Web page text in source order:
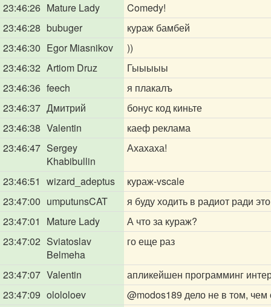
23:46:26 Mature Lady
Comedy!
23:46:28 bubuger
кураж бамбей
23:46:30 Egor Miasnikov
))
23:46:32 Artiom Druz
Гыыыыы
23:46:36 feech
я плакалъ
23:46:37 Дмитрий
бонус код киньте
23:46:38 Valentin
каеф реклама
23:46:47 Sergey
Khabibullin
Ахахаха!
23:46:51 wizard_adeptus
кураж-vscale
23:47:00 umputunsCAT
я буду ходить в радиот ради
23:47:01
Mature Lady
А что за кураж?
23:47:02 Sviatoslav
Belmeha
го еще раз
23:47:07 Valentin
апликейшен программинг
23:47:09 olololoev @modos189 дело не в том, чем